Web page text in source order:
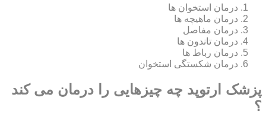
درمان استخوان ها
درمان ماهیچه ها
درمان مفاصل
درمان تاندون ها
درمان رباط ها
درمان شکستگی استخوان
پزشک ارتوپد چه چیزهایی را درمان می کند
؟